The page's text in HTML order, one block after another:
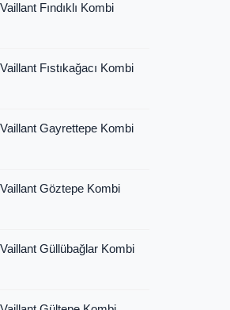
Fındıklı Kombi
Fıstıkağacı Kombi
Gayrettepe Kombi
Göztepe Kombi
Güllübağlar Kombi